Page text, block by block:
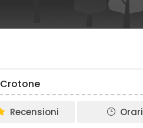
Recensioni Orari